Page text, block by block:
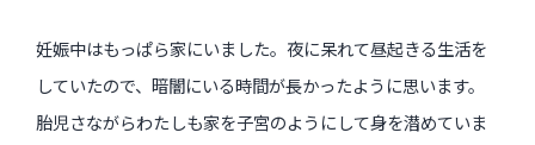
妊娠中はもっぱら家にいました。夜に呆れて昼起きる生活を
していたので、暗闇にいる時間が長かったように思います。
胎児さながらわたしも家を子宮のようにして身を潜めていま